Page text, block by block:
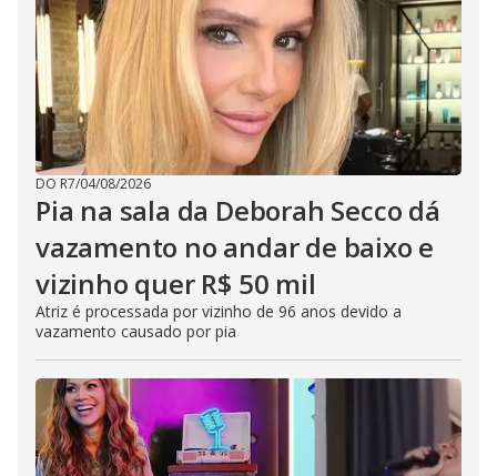
DO R7/04/08/2026
Pia na sala da Deborah Secco dá
vazamento no andar de baixo e
vizinho quer R$ 50 mil
Atriz é processada por vizinho de 96 anos devido a
vazamento causado por pia